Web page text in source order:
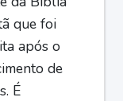
que foi
após o
de
É